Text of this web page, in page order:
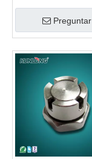
Preguntar